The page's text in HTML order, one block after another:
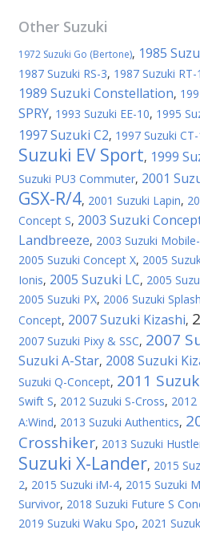
Other Suzuki
1972 Suzuki Go (Bertone), 1985
1987 Suzuki RS-3, 1987 Suzuki RT-1
1989 Suzuki Constellation,
SPRY, 1993 Suzuki EE-10, 1995
1997 Suzuki C2, 1997 Suzuki CT-
Suzuki EV Sport, 1999
Suzuki PU3 Commuter, 2001
GSX-R/4, 2001 Suzuki Lapin,
Concept S, 2003 Suzuki
Landbreeze, 2003 Suzuki
2005 Suzuki Concept X, 2005
Ionis, 2005 Suzuki LC, 2005
2005 Suzuki PX, 2006 Suzuki Splash
Concept, 2007 Suzuki Kizashi,
2007 Suzuki Pixy & SSC, 2007
Suzuki A-Star, 2008 Suzuki
Suzuki Q-Concept, 2011
Swift S, 2012 Suzuki S-Cross, 2012
A:Wind, 2013 Suzuki Authentics,
Crosshiker, 2013 Suzuki
Suzuki X-Lander, 2015
2, 2015 Suzuki iM-4, 2015 Suzuki
Survivor, 2018 Suzuki Future S
2019 Suzuki Waku Spo, 2021